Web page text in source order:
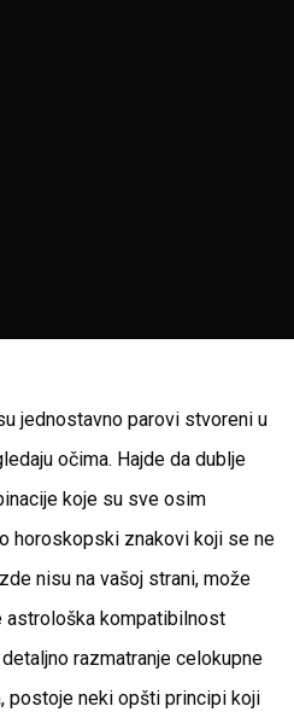
jednostavno parovi stvoreni u
očima. Hajde da dublje
koje su sve osim
horoskopski znakovi koji se ne
nisu na vašoj strani, može
astrološka kompatibilnost
razmatranje celokupne
postoje neki opšti principi koji